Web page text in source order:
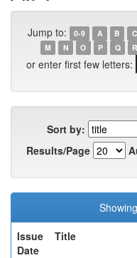
Jump to: 0-9 A B C
M
N O P Q R
or enter first few letters:
Sort by:
Results/Page
Issue
Date
Title